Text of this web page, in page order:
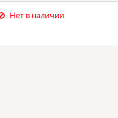
Нет в наличии